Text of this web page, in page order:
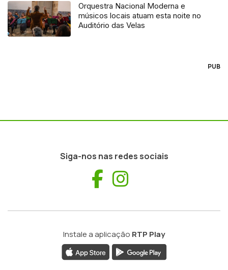
Orquestra Nacional Moderna e
músicos locais atuam esta noite no
Auditório das Velas
PUB
Siga-nos nas redes sociais
Facebook
Instale a aplicação RTP Play